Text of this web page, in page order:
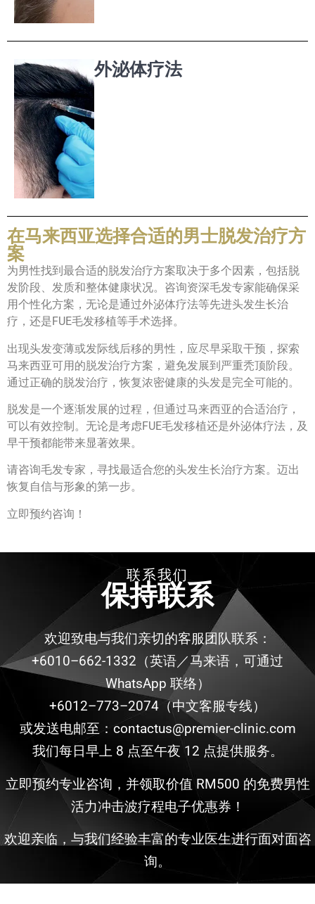
外泌体疗法
在马来西亚选择合适的男士脱发治疗方
案
为男性找到最合适的脱发治疗方案取决于多个因素，包括脱
发阶段、发质和整体健康状况。咨询资深毛发专家能确保采
用个性化方案，无论是通过外泌体疗法等先进头发生长治
疗，还是FUE毛发移植等手术选择。
出现头发变薄或发际线后移的男性，应尽早采取干预，探索
马来西亚可用的脱发治疗方案，避免发展到严重秃顶阶段。
通过正确的脱发治疗，恢复浓密健康的头发是完全可能的。
脱发是一个逐渐发展的过程，但通过马来西亚的合适治疗，
可以有效控制。无论是考虑FUE毛发移植还是外泌体疗法，及
早干预都能带来显著效果。
请咨询毛发专家，寻找最适合您的头发生长治疗方案。迈出
恢复自信与形象的第一步。
立即预约咨询！
联系我们
保持联系
欢迎致电与我们亲切的客服团队联系：
+6010–662-1332（英语／马来语，可通过
WhatsApp 联络）
+6012–773–2074（中文客服专线）
或发送电邮至：contactus@premier-clinic.com
我们每日早上 8 点至午夜 12 点提供服务。
立即预约专业咨询，并领取价值 RM500 的免费男性
活力冲击波疗程电子优惠券！
欢迎亲临，与我们经验丰富的专业医生进行面对面咨
询。